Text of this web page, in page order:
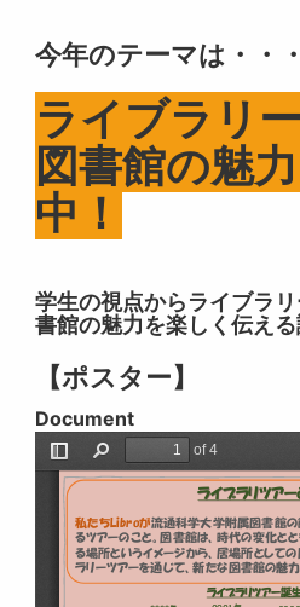
今年のテーマは・・・
ライブラリ
図書館の魅
中！
学生の視点からライブラ
書館の魅力を楽しく伝える
【ポスター】
Document